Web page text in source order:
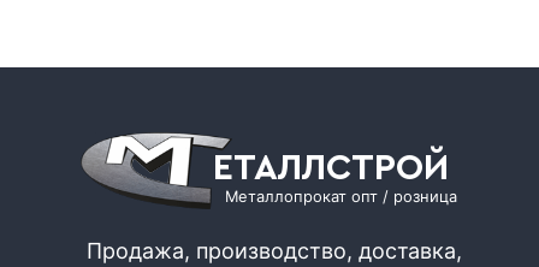
ЕТАЛЛСТРОЙ
Металлопрокат опт / розница
Продажа, производство, доставка,